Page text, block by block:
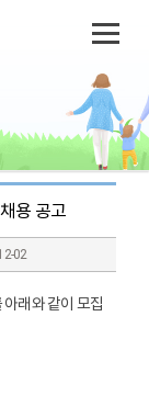
용 공고
02
래와 같이 모집